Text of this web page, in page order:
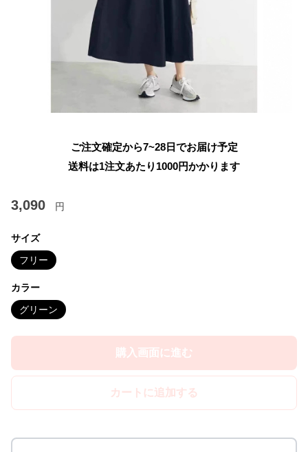
ご注文確定から7~28日でお届け予定
送料は1注文あたり 1000円かかります
3,090 円
サイズ
フリー
カラー
グリーン
購入画面に進む
カートに追加する